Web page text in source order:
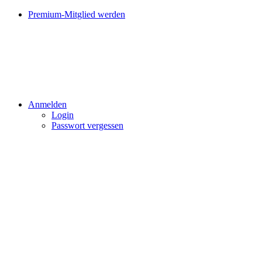
Premium-Mitglied werden
Anmelden
Login
Passwort vergessen